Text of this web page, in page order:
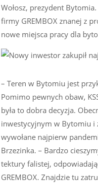
Wołosz, prezydent
firmy GREMBOX znanej z
nowe miejsca pracy dla
– Teren w Bytomiu jest
Pomimo pewnych obaw,
była to dobra decyzja.
inwestycyjnym w Bytomiu i
wywołane najpierw
Brzezinka. – Bardzo
tektury falistej,
GREMBOX. Znajdzie tu